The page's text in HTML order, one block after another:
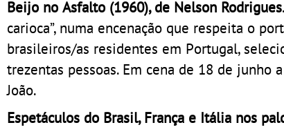
Beijo no Asfalto (1960), de Nelson Rodrigues
carioca”, numa encenação que respeita o
brasileiros/as residentes em Portugal,
trezentas pessoas. Em cena de 18 de junho
João.
Espetáculos do Brasil, França e Itália nos